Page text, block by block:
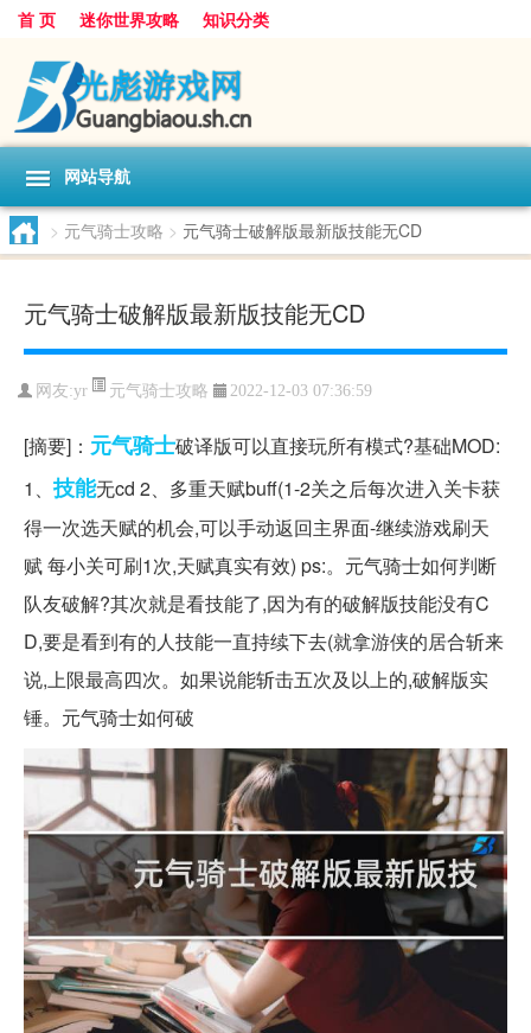
首 页 迷你世界攻略 知识分类
网站导航
> 元气骑士攻略 > 元气骑士破解版最新版技能无CD
元气骑士破解版最新版技能无CD
网友:yr 元气骑士攻略 2022-12-03 07:36:59
[摘要]： 元气骑士破译版可以直接玩所有模式?基础MOD:
1、技能无cd 2、多重天赋buff(1-2关之后每次进入关卡获
得一次选天赋的机会,可以手动返回主界面-继续游戏刷天
赋 每小关可刷1次,天赋真实有效) ps:。元气骑士如何判断
队友破解?其次就是看技能了,因为有的破解版技能没有C
D,要是看到有的人技能一直持续下去(就拿游侠的居合斩来
说,上限最高四次。如果说能斩击五次及以上的,破解版实
锤。元气骑士如何破